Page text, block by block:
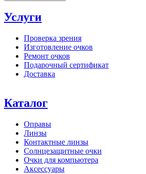
Услуги
Проверка зрения
Изготовление очков
Ремонт очков
Подарочный сертификат
Доставка
Каталог
Оправы
Линзы
Контактные линзы
Солнцезащитные очки
Очки для компьютера
Аксессуары